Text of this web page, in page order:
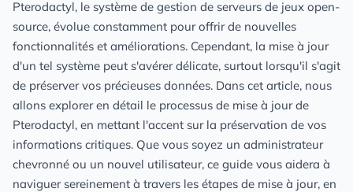
Pterodactyl, le système de gestion de serveurs de jeux open-
source, évolue constamment pour offrir de nouvelles
fonctionnalités et améliorations. Cependant, la mise à jour
d'un tel système peut s'avérer délicate, surtout lorsqu'il s'agit
de préserver vos précieuses données. Dans cet article, nous
allons explorer en détail le processus de mise à jour de
Pterodactyl, en mettant l'accent sur la préservation de vos
informations critiques. Que vous soyez un administrateur
chevronné ou un nouvel utilisateur, ce guide vous aidera à
naviguer sereinement à travers les étapes de mise à jour, en